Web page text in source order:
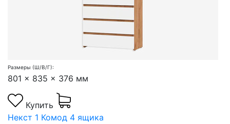
Размеры (Ш/В/Г):
801 x 835 x 376 мм
Купить
Некст 1 Комод 4 ящика